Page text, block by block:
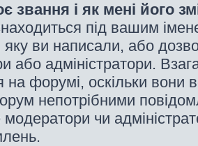
звання і як мені його
під вашим
ви написали, або
або адміністратори.
форумі, оскільки вони
непотрібними
чи